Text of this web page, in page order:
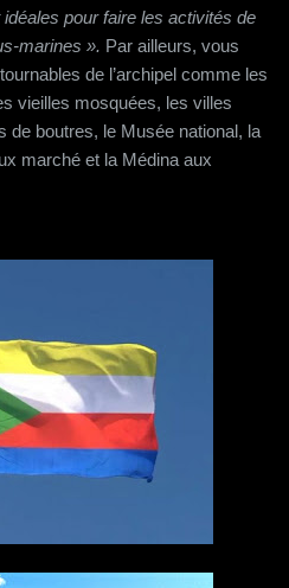
pour faire les activités de
marines ». Par ailleurs, vous
de l’archipel comme les
vieilles mosquées, les villes
de boutres, le Musée national, la
marché et la Médina aux